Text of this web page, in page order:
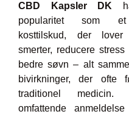
CBD Kapsler DK
popularitet som et
kosttilskud, der
smerter, reducere stress
bedre søvn – alt
bivirkninger, der ofte
traditionel
omfattende